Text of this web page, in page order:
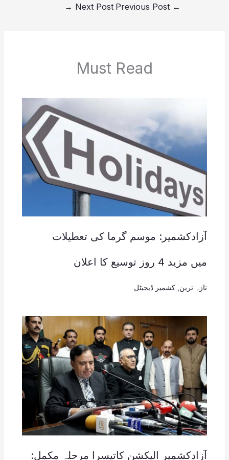
←
Next Post
→
Must Read
آزادکشمیر: موسم گرما کی تعطیلات
میں مزید 4 روز توسیع کا اعلان
تازہ ترین کشمیر ڈیجیٹل
آزادکشمیر الیکشن کاتیسرا مرحلہ مکمل: